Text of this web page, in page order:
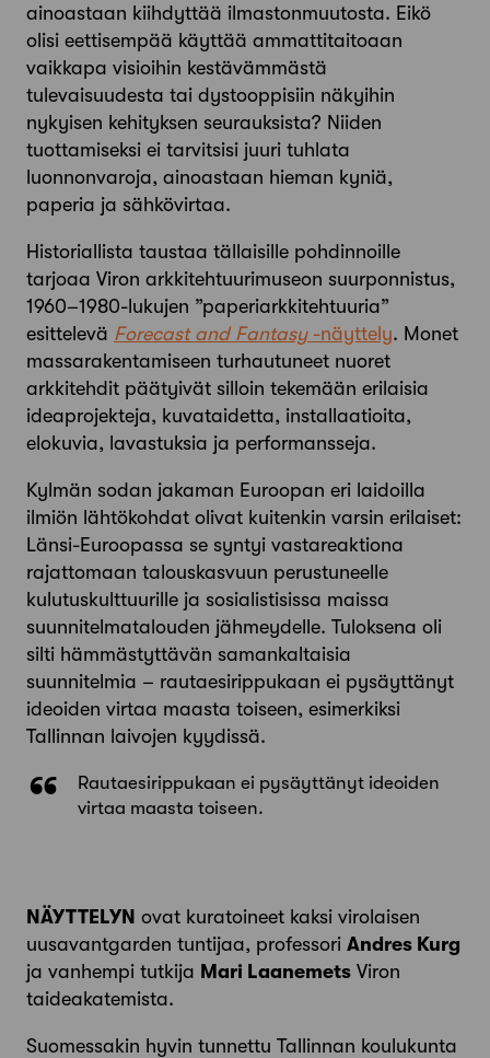
ainoastaan kiihdyttää ilmastonmuutosta. Eikö
olisi eettisempää käyttää ammattitaitoaan
vaikkapa visioihin kestävämmästä
tulevaisuudesta tai dystooppisiin näkyihin
nykyisen kehityksen seurauksista? Niiden
tuottamiseksi ei tarvitsisi juuri tuhlata
luonnonvaroja, ainoastaan hieman kyniä,
paperia ja sähkövirtaa.
Historiallista taustaa tällaisille pohdinnoille
tarjoaa Viron arkkitehtuurimuseon suurponnistus,
1960–1980-lukujen ”paperiarkkitehtuuria”
esittelevä Forecast and Fantasy-näyttely. Monet
massarakentamiseen turhautuneet nuoret
arkkitehdit päätyivät silloin tekemään erilaisia
ideaprojekteja, kuvataidetta, installaatioita,
elokuvia, lavastuksia ja performansseja.
Kylmän sodan jakaman Euroopan eri laidoilla
ilmiön lähtökohdat olivat kuitenkin varsin erilaiset:
Länsi-Euroopassa se syntyi vastareaktiona
rajattomaan talouskasvuun perustuneelle
kulutuskulttuurille ja sosialistisissa maissa
suunnitelmatalouden jähmeydelle. Tuloksena oli
silti hämmästyttävän samankaltaisia
suunnitelmia – rautaesirippukaan ei pysäyttänyt
ideoiden virtaa maasta toiseen, esimerkiksi
Tallinnan laivojen kyydissä.
Rautaesirippukaan ei pysäyttänyt ideoiden
virtaa maasta toiseen.
NÄYTTELYN ovat kuratoineet kaksi virolaisen
uusavantgarden tuntijaa, professori Andres Kurg
ja vanhempi tutkija Mari Laanemets Viron
taideakatemista.
Suomessakin hyvin tunnettu Tallinnan koulukunta